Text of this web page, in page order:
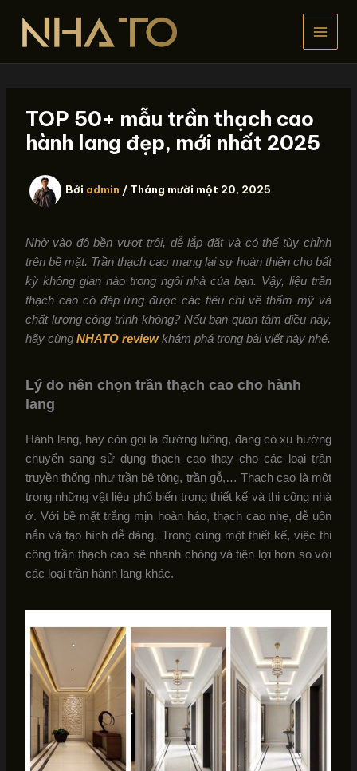
dung
TOP 50+ mẫu trần thạch cao
hành lang đẹp, mới nhất 2025
Bởi admin / Tháng mười một 20, 2025
Nhờ vào độ bền vượt trội, dễ lắp đặt và có thể tùy chỉnh
trên bề mặt. Trần thạch cao mang lại sự hoàn thiện cho bất
kỳ không gian nào trong ngôi nhà của bạn. Vậy, liệu trần
thạch cao có đáp ứng được các tiêu chí về thẩm mỹ và
chất lượng công trình không? Nếu bạn quan tâm điều này,
hãy cùngNHATO reviewkhám phá trong bài viết này nhé.
Lý do nên chọn trần thạch cao cho hành
lang
Hành lang, hay còn gọi là đường luồng, đang có xu hướng
chuyển sang sử dụng thạch cao thay cho các loại trần
truyền thống như trần bê tông, trần gỗ,… Thạch cao là một
trong những vật liệu phổ biến trong thiết kế và thi công nhà
ở. Với bề mặt trắng mịn hoàn hảo, thạch cao nhẹ, dễ uốn
nắn và tạo hình dễ dàng. Trong cùng một thiết kế, việc thi
công trần thạch cao sẽ nhanh chóng và tiện lợi hơn so với
các loại trần hành lang khác.